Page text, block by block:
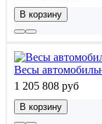
В корзину
Весы
1 205 808 руб
В корзину